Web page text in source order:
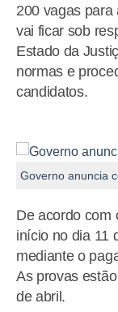
200 vagas
vai ficar sob
Estado da
normas e
candidatos.
Governo anuncia
De acordo com
início no dia 11
mediante o
As provas
de abril.